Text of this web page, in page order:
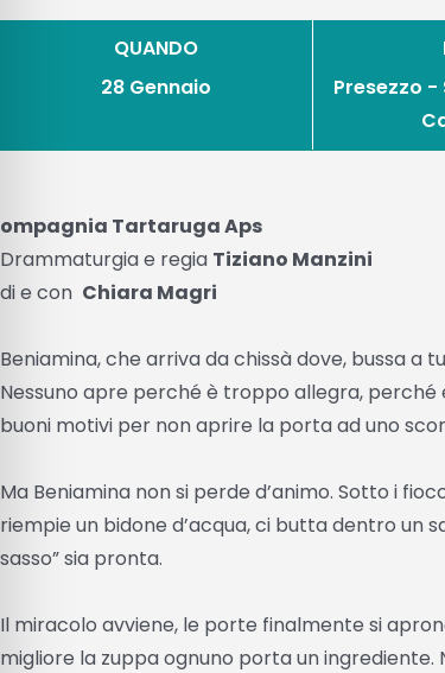
QUANDO
28 Gennaio
Presezzo -
ompagnia Tartaruga Aps
Drammaturgia e regia Tiziano Manzini
di e con Chiara Magri
Beniamina, che arriva da chissà dove, bussa
Nessuno apre perché è troppo allegra,
buoni motivi per non aprire la porta ad uno
Ma Beniamina non si perde d’animo. Sotto i
riempie un bidone d’acqua, ci butta dentro un
sasso” sia pronta.
Il miracolo avviene, le porte finalmente si
migliore la zuppa ognuno porta un